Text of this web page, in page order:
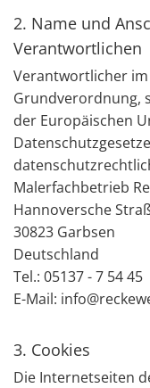
2. Name und
Verantwortlichen
Verantwortlicher
Grundverordnung,
der Europäischen
Malerfachbetrieb
Hannoversche
30823 Garbsen
Deutschland
Tel.: 05137 - 7 54 45
E-Mail:
3. Cookies
Die Internetseiten